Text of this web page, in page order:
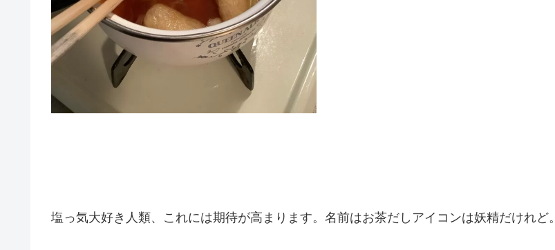
塩っ気大好き人類、これには期待が高まります。名前はお茶だしアイコンは妖精だけれど。